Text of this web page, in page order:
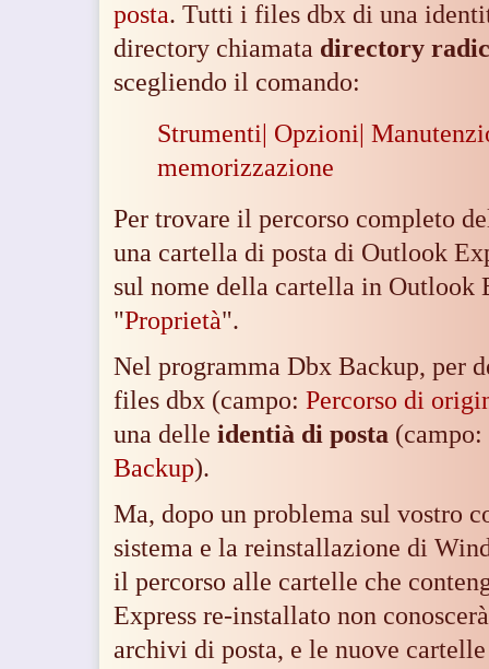
posta. Tutti i files dbx di una
directory chiamata directory
scegliendo il comando:
Strumenti| Opzioni|
memorizzazione
Per trovare il percorso completo
una cartella di posta di Outlook
sul nome della cartella in Outlook
"Proprietà".
Nel programma Dbx Backup, per
files dbx (campo:Percorso di
una delleidentià di posta (campo:
Backup).
Ma, dopo un problema sul vostro
sistema e la reinstallazione di
il percorso alle cartelle che
Express re-installato non
archivi di posta, e le nuove